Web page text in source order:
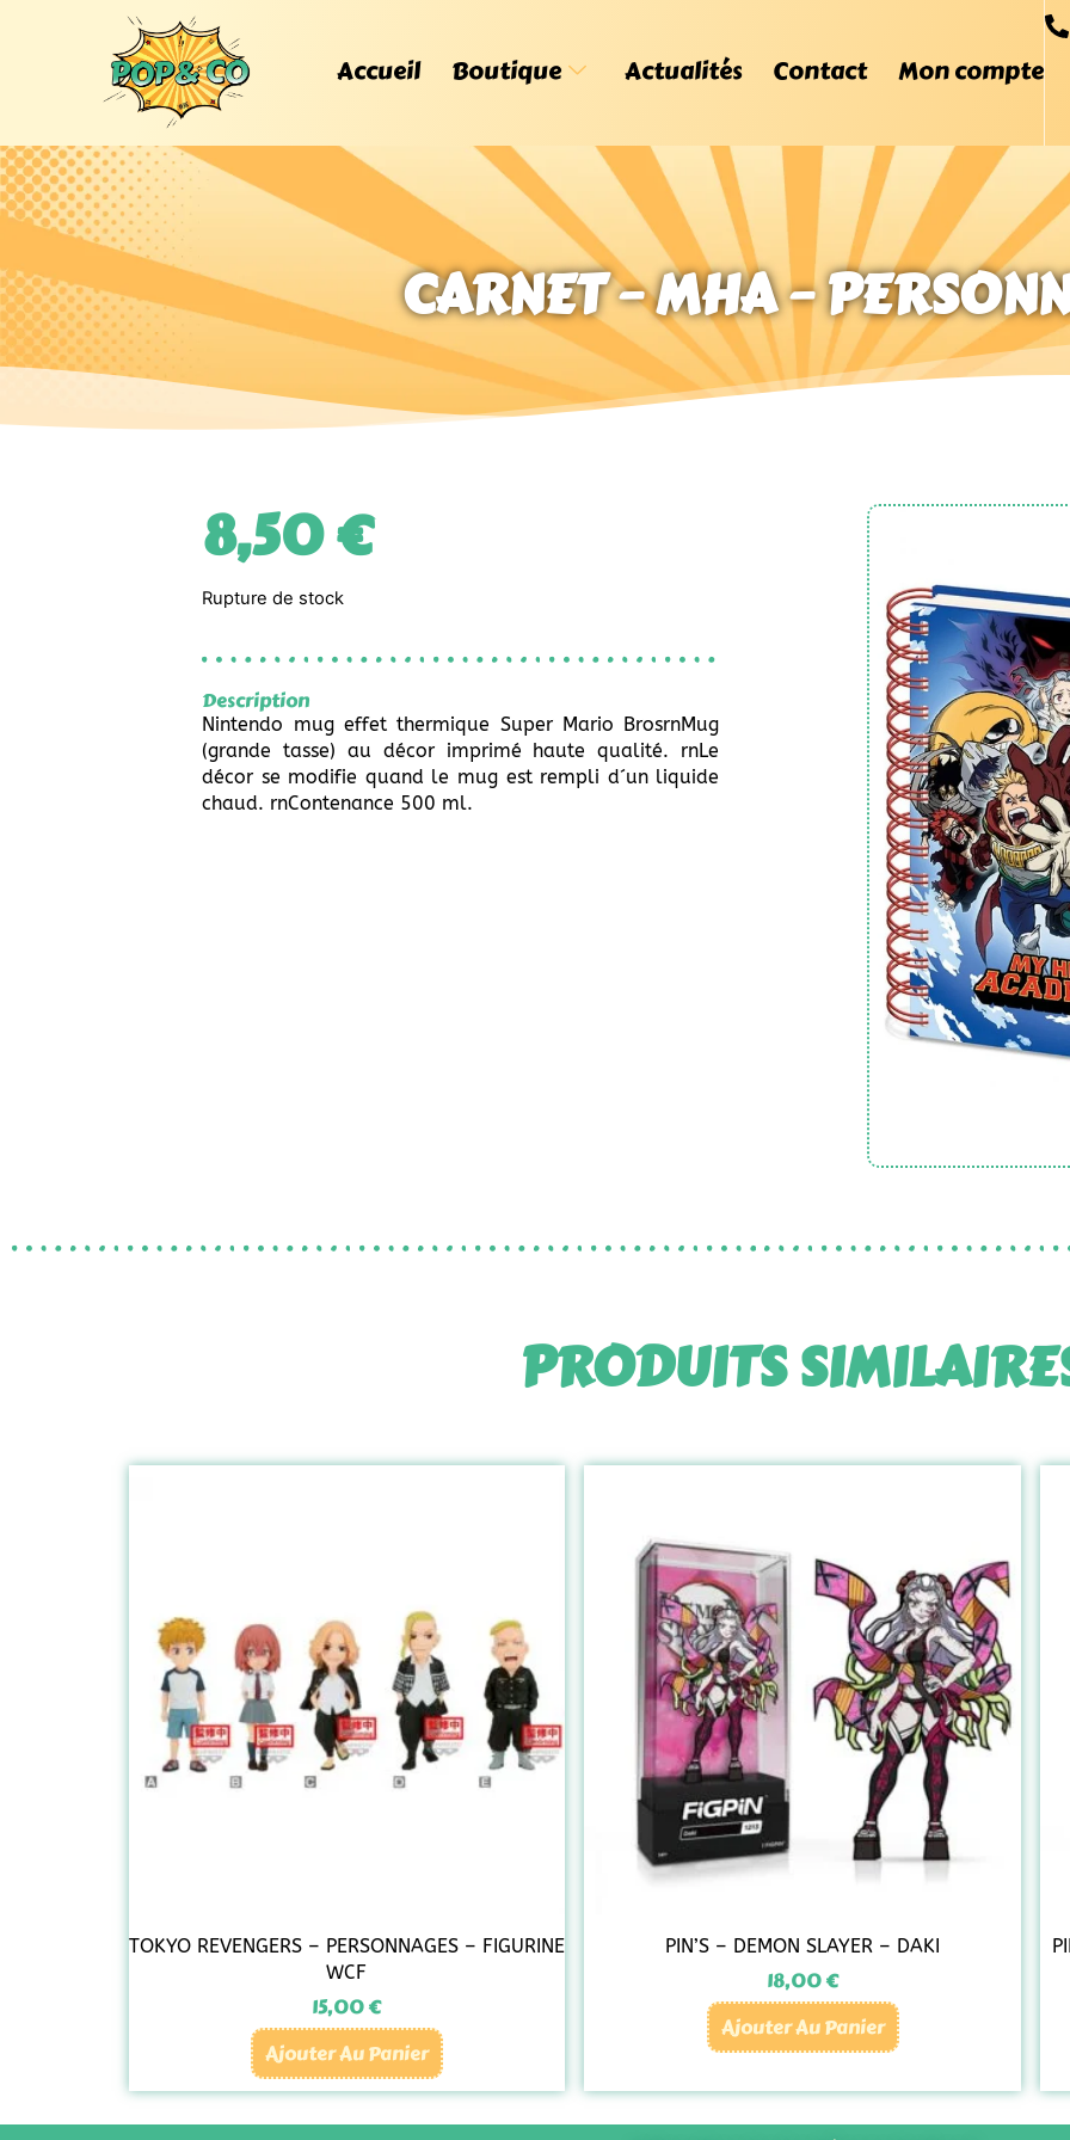
Accueil Boutique Actualités Contact Mon compte
CARNET – MHA –
8,50€
Rupture de stock
Description
Nintendo mug effet thermique Super Mario BrosrnMug
(grande tasse) au décor imprimé haute qualité. rnLe
décor se modifie quand le mug est rempli d´un liquide
chaud. rnContenance 500 ml.
PRODUITS
TOKYO REVENGERS – PERSONNAGES – FIGURINE
WCF
15,00€
Ajouter Au Panier
PIN’S – DEMON SLAYER – DAKI
18,00€
Ajouter Au Panier